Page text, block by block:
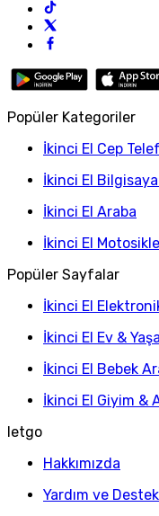
Popüler Kategoriler
İkinci El Cep
İkinci El
İkinci El Araba
İkinci El
Popüler Sayfalar
İkinci El
İkinci El Ev &
İkinci El Bebek
İkinci El Giyim &
letgo
Hakkımızda
Yardım ve Destek